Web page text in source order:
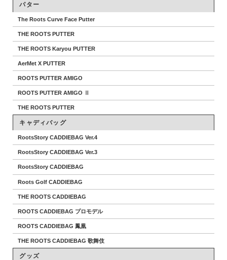
パター
The Roots Curve Face Putter
THE ROOTS PUTTER
THE ROOTS Karyou PUTTER
AerMet X PUTTER
ROOTS PUTTER AMIGO
ROOTS PUTTER AMIGO Ⅱ
THE ROOTS PUTTER
キャディバッグ
RootsStory CADDIEBAG Ver.4
RootsStory CADDIEBAG Ver.3
RootsStory CADDIEBAG
Roots Golf CADDIEBAG
THE ROOTS CADDIEBAG
ROOTS CADDIEBAG プロモデル
ROOTS CADDIEBAG 鳳凰
THE ROOTS CADDIEBAG 歌舞伎
グッズ